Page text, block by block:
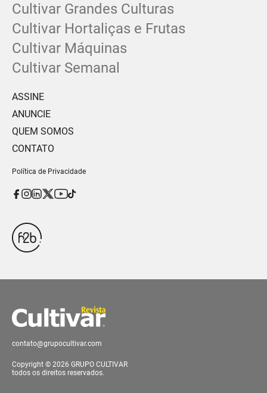
Cultivar Grandes Culturas
Cultivar Hortaliças e Frutas
Cultivar Máquinas
Cultivar Semanal
ASSINE
ANUNCIE
QUEM SOMOS
CONTATO
Política de Privacidade
contato@grupocultivar.com
Copyright © 2026 GRUPO CULTIVAR
todos os direitos reservados.